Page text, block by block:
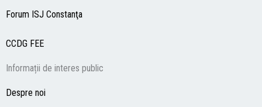
Forum ISJ Constanţa
CCDG FEE
Informații de interes public
Despre noi